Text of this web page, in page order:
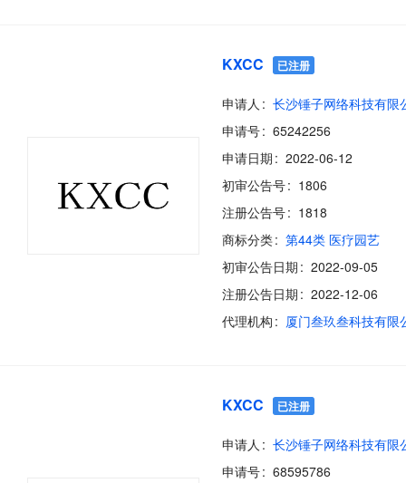
KXCC 已注册
申请人
长沙锤子网络科技有限
申请号
65242256
申请日期
2022-06-12
初审公告号
1806
注册公告号
1818
商标分类
第44类 医疗园艺
初审公告日期
2022-09-05
注册公告日期
2022-12-06
代理机构
厦门叁玖叁科技有限
KXCC 已注册
申请人
长沙锤子网络科技有限
申请号
68595786